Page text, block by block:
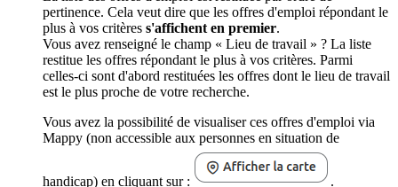
pertinence. Cela veut dire que les offres d'emploi répondant le
plus à vos critères s'affichent en premier.
Vous avez renseigné le champ « Lieu de travail » ? La liste
restitue les offres répondant le plus à vos critères. Parmi
celles-ci sont d'abord restituées les offres dont le lieu de travail
est le plus proche de votre recherche.
Vous avez la possibilité de visualiser ces offres d'emploi via
Mappy (non accessible aux personnes en situation de
handicap) en cliquant sur :
.